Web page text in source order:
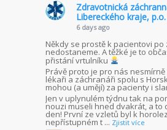
Zdravotnická
Libereckého kraje, p.o.
6 days ago
Někdy se prostě k pacientovi po
nedostaneme. A těžké je to
přistání vrtulníku
Právě proto je pro nás nesmírně
lékaři a záchranáři spolu s
mohou (a umějí) za pacienty i
Jen v uplynulém týdnu tak na
nouzi museli hned dvakrát, a to
den! První ze vzletů byl k
nepřístupném t ... Zjistit více